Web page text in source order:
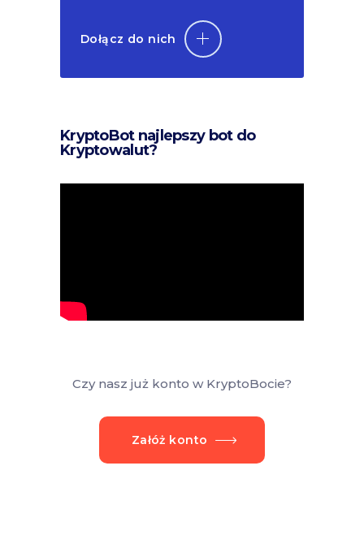
Dołącz do nich
KryptoBot najlepszy bot do
Kryptowalut?
Czy nasz już konto w KryptoBocie?
Załóż konto